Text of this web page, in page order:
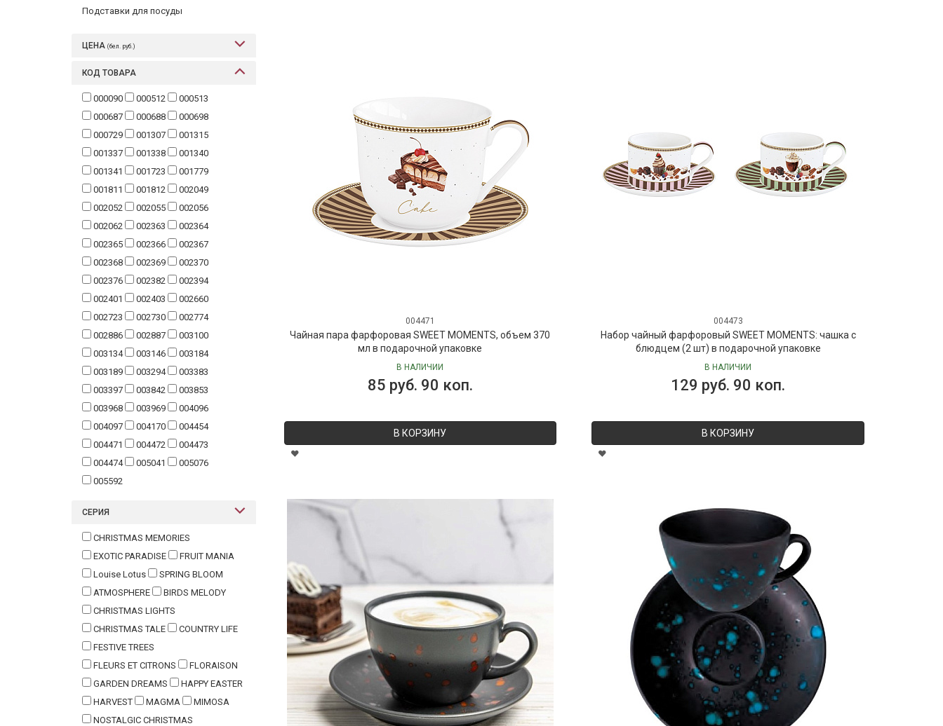
Подставки для посуды
ЦЕНА (бел. руб.)
КОД ТОВАРА
000090 000512
000513
000687
000688
000698
000729
001307
001315
001337
001338
001340
001341
001723
001779
001811
001812
002049
002052
002055
002056
002062
002363
002364
002365
002366
002367
002368
002369
002370
002376
002382
002394
002401
002403
002660
002723
002730
002774
002886
002887
003100
003134
003146
003184
003189
003294
003383
003397
003842
003853
003968
003969
004096
004097
004170
004454
004471
004472
004473
004474
005041
005076
005592
СЕРИЯ
CHRISTMAS MEMORIES
EXOTIC PARADISE
FRUIT MANIA
Lоuise Lotus
SPRING BLOOM
ATMOSPHERE
BIRDS MELODY
CHRISTMAS LIGHTS
CHRISTMAS TALE
COUNTRY LIFE
FESTIVE TREES
FLEURS ET CITRONS
FLORAISON
GARDEN DREAMS
HAPPY EASTER
HARVEST
MAGMA
MIMOSA
NOSTALGIC CHRISTMAS
004471
Чайная пара фарфоровая SWEET MOMENTS, объем 370
мл в подарочной упаковке
В НАЛИЧИИ
85 руб. 90 коп.
В КОРЗИНУ
004473
Набор чайный фарфоровый SWEET MOMENTS: чашка с
блюдцем (2 шт) в подарочной упаковке
В НАЛИЧИИ
129 руб. 90 коп.
В КОРЗИНУ